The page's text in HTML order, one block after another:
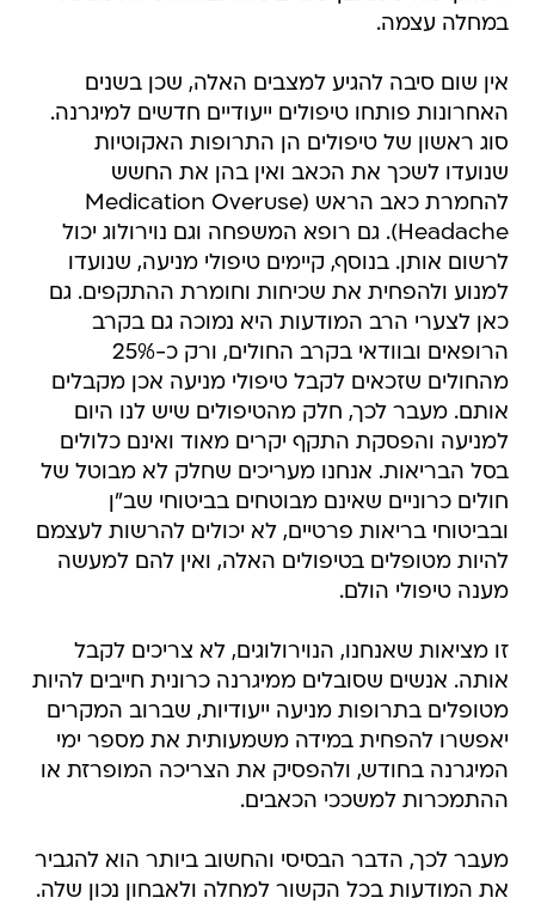
במחלה עצמה.
אין שום סיבה להגיע למצבים האלה, שכן בשנים
האחרונות פותחו טיפולים ייעודיים חדשים למיגרנה.
סוג ראשון של טיפולים הן התרופות האקוטיות
שנועדו לשכך את הכאב ואין בהן את החשש
להחמרת כאב הראש (Medication Overuse
Headache). גם רופא המשפחה וגם נוירולוג יכול
לרשום אותן. בנוסף, קיימים טיפולי מניעה, שנועדו
למנוע ולהפחית את שכיחות וחומרת ההתקפים. גם
כאן לצערי הרב המודעות היא נמוכה גם בקרב
הרופאים ובוודאי בקרב החולים, ורק כ-25%
מהחולים שזכאים לקבל טיפולי מניעה אכן מקבלים
אותם. מעבר לכך, חלק מהטיפולים שיש לנו היום
למניעה והפסקת התקף יקרים מאוד ואינם כלולים
בסל הבריאות. אנחנו מעריכים שחלק לא מבוטל של
חולים כרוניים שאינם מבוטחים בביטוחי שב"ן
ובביטוחי בריאות פרטיים, לא יכולים להרשות לעצמם
להיות מטופלים בטיפולים האלה, ואין להם למעשה
מענה טיפולי הולם.
זו מציאות שאנחנו, הנוירולוגים, לא צריכים לקבל
אותה. אנשים שסובלים ממיגרנה כרונית חייבים להיות
מטופלים בתרופות מניעה ייעודיות, שברוב המקרים
יאפשרו להפחית במידה משמעותית את מספר ימי
המיגרנה בחודש, ולהפסיק את הצריכה המופרזת או
ההתמכרות למשככי הכאבים.
מעבר לכך, הדבר הבסיסי והחשוב ביותר הוא להגביר
את המודעות בכל הקשור למחלה ולאבחון נכון שלה.